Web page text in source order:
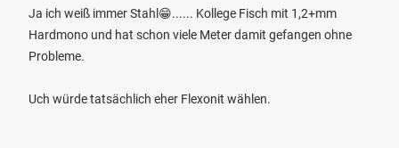
Ja ich weiß immer Stahl😁...... Kollege Fisch mit 1,2+mm
Hardmono und hat schon viele Meter damit gefangen ohne
Probleme.
Uch würde tatsächlich eher Flexonit wählen.